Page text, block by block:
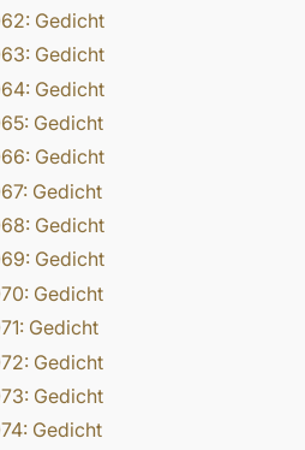
Gedicht
Gedicht
Gedicht
Gedicht
Gedicht
Gedicht
Gedicht
Gedicht
Gedicht
Gedicht
Gedicht
Gedicht
Gedicht